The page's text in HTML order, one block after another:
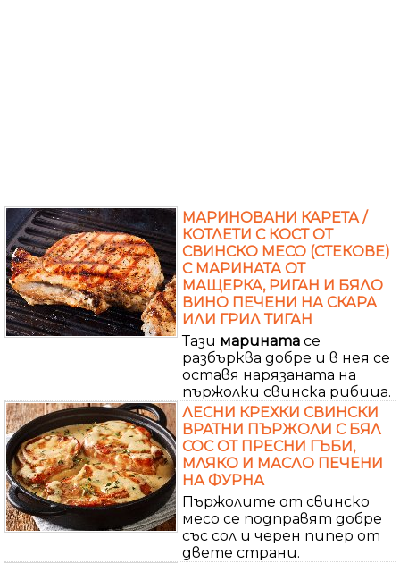
МАРИНОВАНИ КАРЕТА /
КОТЛЕТИ С КОСТ ОТ
СВИНСКО МЕСО (СТЕКОВЕ)
С МАРИНАТА ОТ
МАЩЕРКА, РИГАН И БЯЛО
ВИНО ПЕЧЕНИ НА СКАРА
ИЛИ ГРИЛ ТИГАН
Тази марината се
разбърква добре и в нея се
оставя нарязаната на
пържолки свинска рибица.
ЛЕСНИ КРЕХКИ СВИНСКИ
ВРАТНИ ПЪРЖОЛИ С БЯЛ
СОС ОТ ПРЕСНИ ГЪБИ,
МЛЯКО И МАСЛО ПЕЧЕНИ
НА ФУРНА
Пържолите от свинско
месо се подправят добре
със сол и черен пипер от
двете страни.